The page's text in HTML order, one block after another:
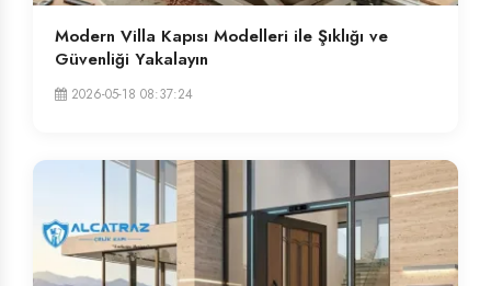
Modern Villa Kapısı Modelleri ile Şıklığı ve
Güvenliği Yakalayın
2026-05-18 08:37:24